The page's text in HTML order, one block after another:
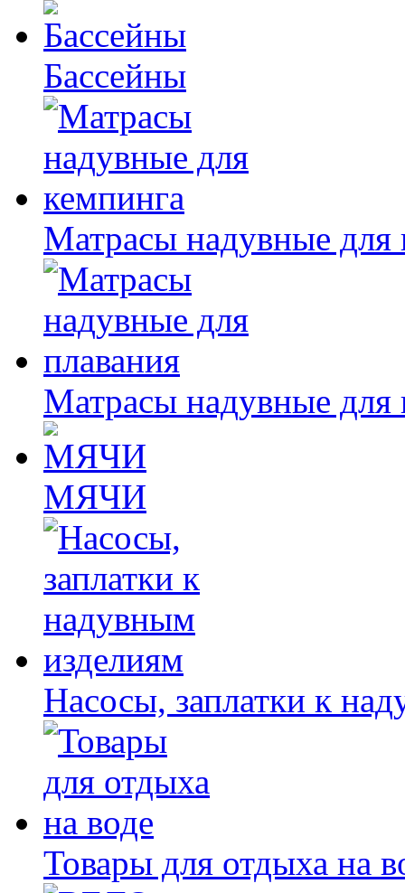
Бассейны
Матрасы надувные для
Матрасы надувные для
МЯЧИ
Насосы, заплатки к
Товары для отдыха на